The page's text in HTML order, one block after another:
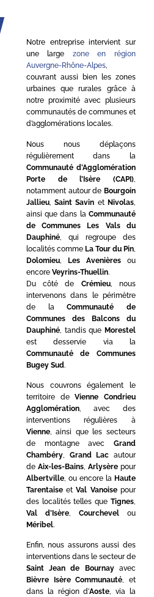
Notre entreprise intervient sur
une large zone en région
Auvergne-Rhône-Alpes,
couvrant aussi bien les zones
urbaines que rurales grâce à
notre proximité avec plusieurs
communautés de communes et
d’agglomérations locales.
Nous nous déplaçons
régulièrement dans la
Communauté d’Agglomération
Porte de l’Isère (CAPI)
notamment autour de Bourgoin
Jallieu,Saint Savin et Nivolas
ainsi que dans la Communauté
de Communes Les Vals du
Dauphiné, qui regroupe des
localités comme La Tour du Pin
Dolomieu, Les Avenièresou
encore Veyrins-Thuellin.
Du côté de Crémieu, nous
intervenons dans le périmètre
de laCommunauté de
Communes des Balcons du
Dauphiné, tandis que Morestel
est desservie via la
Communauté de Communes
Bugey Sud.
Nous couvrons également le
territoire deVienne Condrieu
Agglomération, avec des
interventions régulières à
Vienne, ainsi que les secteurs
de montagne avec Grand
Chambéry, Grand Lac autour
de Aix-les-Bains, Arlysèrepour
Albertville, ou encore la Haute
TarentaiseetVal Vanoisepour
des localités telles que Tignes,
Val d’Isère, Courchevelou
Méribel.
Enfin, nous assurons aussi des
interventions dans le secteur de
Saint Jean de Bournayavec
Bièvre Isère Communauté, et
dans la région d’Aoste, via la